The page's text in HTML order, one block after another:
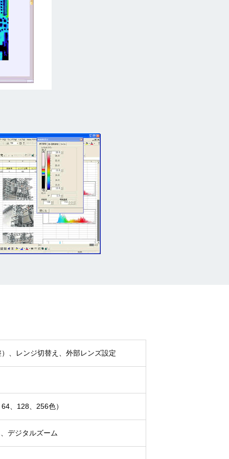
、レンジ切替え、外部レンズ設定
、128、256色）
、デジタルズーム